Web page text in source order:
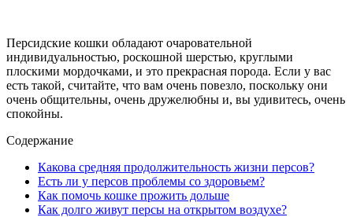
Персидские кошки обладают очаровательной
индивидуальностью, роскошной шерстью, круглыми
плоскими мордочками, и это прекрасная порода. Если у вас
есть такой, считайте, что вам очень повезло, поскольку они
очень общительны, очень дружелюбны и, вы удивитесь, очень
спокойны.
Содержание
Какова средняя продолжительность жизни персов?
Есть ли у персов проблемы со здоровьем?
Как помочь кошке прожить дольше
Как долго живут персы на открытом воздухе?